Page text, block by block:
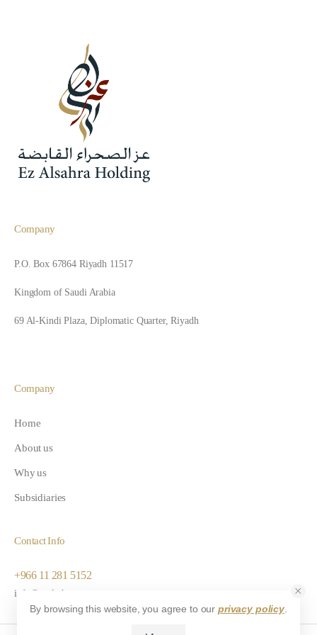
Company
P.O. Box 67864 Riyadh 11517
Kingdom of Saudi Arabia
69 Al-Kindi Plaza, Diplomatic Quarter, Riyadh
Company
Home
About us
Why us
Subsidiaries
Contact Info
+966 11 281 5152
info@ezalsahra.com
By browsing this website, you agree to our privacy policy.